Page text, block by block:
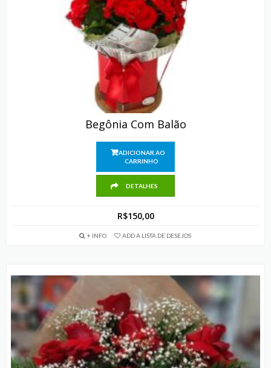
Begônia Com Balão
ADICIONAR AO
CARRINHO
DETALHES
R$150,00
+ INFO ADD A LISTA DE DESEJOS